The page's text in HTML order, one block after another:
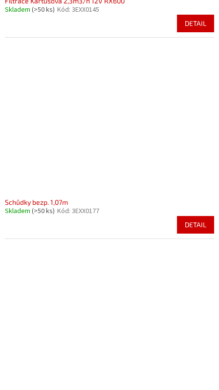
Skladem (>50 ks) Kód: 3EXX0145
DETAIL
Schůdky bezp. 1,07m
Skladem (>50 ks) Kód: 3EXX0177
DETAIL